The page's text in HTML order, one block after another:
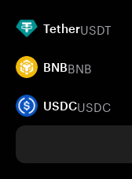
TetherUSDT
BNBBNB
USDCUSDC